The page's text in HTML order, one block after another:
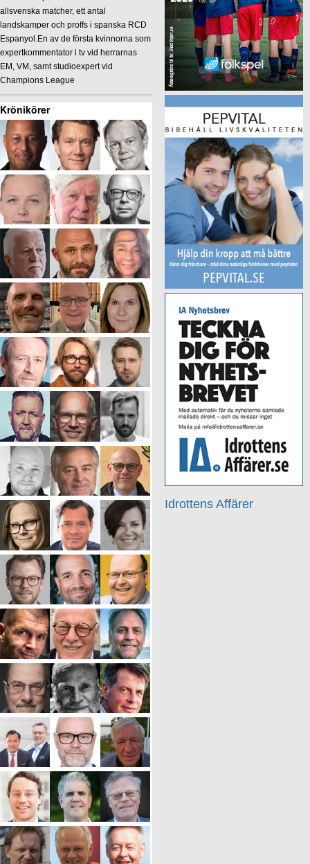
Idrottens Affärer
allsvenska matcher, ett antal
landskamper och proffs i spanska RCD
Espanyol.En av de första kvinnorna som
expertkommentator i tv vid herrarnas
EM, VM, samt studioexpert vid
Champions League
Krönikörer